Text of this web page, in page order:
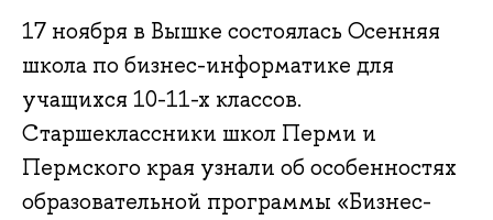
17 ноября в Вышке состоялась Осенняя
школа по бизнес-информатике для
учащихся 10-11-х классов.
Старшеклассники школ Перми и
Пермского края узнали об особенностях
образовательной программы «Бизнес-